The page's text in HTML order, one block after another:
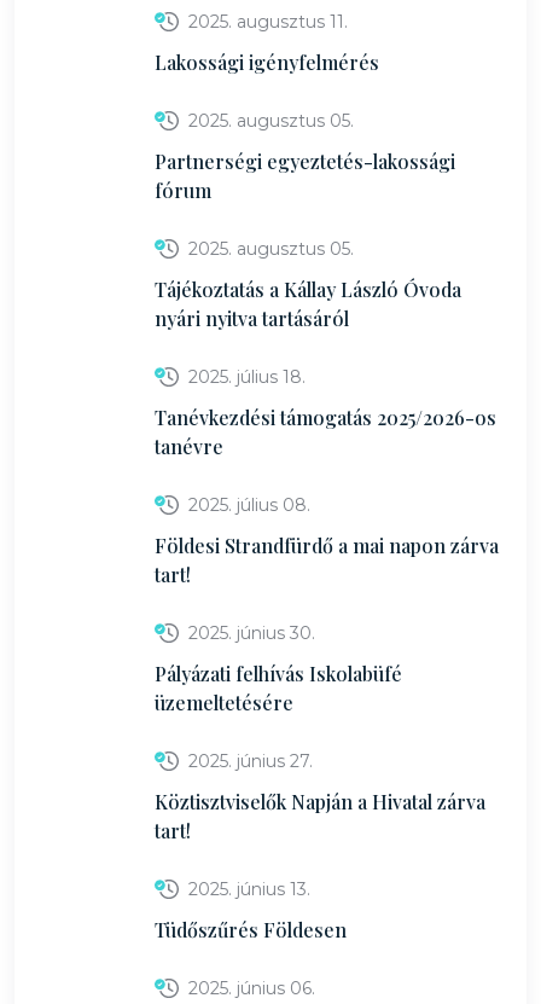
2025. augusztus 11.
Lakossági igényfelmérés
2025. augusztus 05.
Partnerségi egyeztetés-lakossági
fórum
2025. augusztus 05.
Tájékoztatás a Kállay László Óvoda
nyári nyitva tartásáról
2025. július 18.
Tanévkezdési támogatás 2025/2026-os
tanévre
2025. július 08.
Földesi Strandfürdő a mai napon zárva
tart!
2025. június 30.
Pályázati felhívás Iskolabüfé
üzemeltetésére
2025. június 27.
Köztisztviselők Napján a Hivatal zárva
tart!
2025. június 13.
Tüdőszűrés Földesen
2025. június 06.